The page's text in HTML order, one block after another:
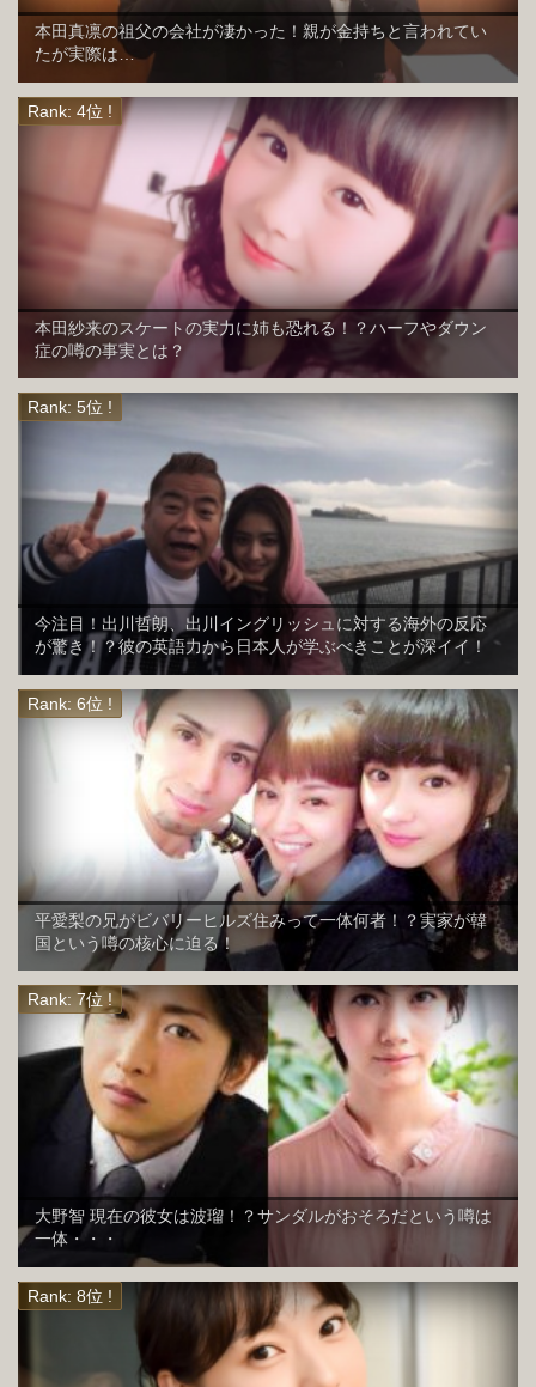
本田真凛の祖父の会社が凄かった！親が金持ちと言われてい
たが実際は…
本田紗来のスケートの実力に姉も恐れる！？ハーフやダウン
症の噂の事実とは？
今注目！出川哲朗、出川イングリッシュに対する海外の反応
が驚き！？彼の英語力から日本人が学ぶべきことが深イイ！
平愛梨の兄がビバリーヒルズ住みって一体何者！？実家が韓
国という噂の核心に迫る！
大野智 現在の彼女は波瑠！？サンダルがおそろだという噂は
一体・・・